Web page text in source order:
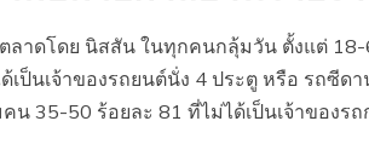
ลาดโดย นิสสัน ในทุกคนกลุ้มวัน ตั้งแต่
ด้เป็นเจ้าของรถยนต์นั่ง 4 ประตู หรือ รถ
น 35-50 ร้อยละ 81 ที่ไม่ได้เป็นเจ้าของร